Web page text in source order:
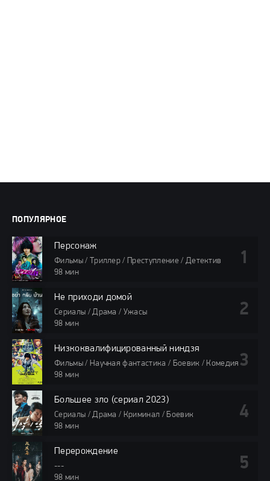
ПОПУЛЯРНОЕ
Персонаж
Фильмы / Триллер / Преступление / Детектив
98 мин
Не приходи домой
Сериалы / Драма / Ужасы
98 мин
Низкоквалифицированный ниндзя
Фильмы / Научная фантастика / Боевик / Комедия
98 мин
Большее зло (сериал 2023)
Сериалы / Драма / Криминал / Боевик
98 мин
Перерождение
---
98 мин